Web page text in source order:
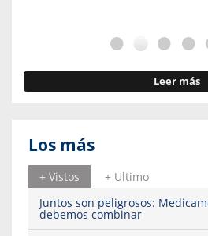
Leer más
Los más
+ Vistos
+ Ultimo
Juntos son peligrosos:
debemos combinar